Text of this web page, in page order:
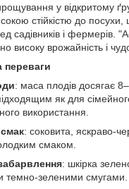
у відкритому
стійкістю до
садівників і фермерів.
високу врожайність і
переваги
: маса плодів досягає
як для
використання.
: соковита, яскраво-
смаком.
: шкірка
темно-зеленими смугами.